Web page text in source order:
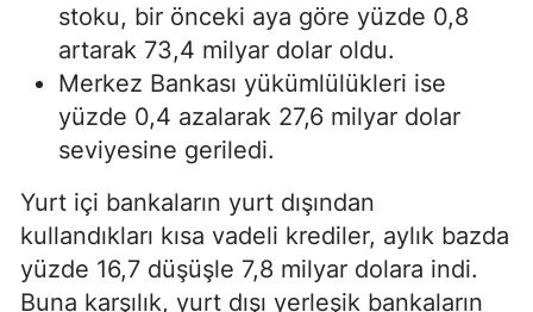
stoku, bir önceki aya göre yüzde 0,8
artarak 73,4 milyar dolar oldu.
Merkez Bankası yükümlülükleri ise
yüzde 0,4 azalarak 27,6 milyar dolar
seviyesine geriledi.
Yurt içi bankaların yurt dışından
kullandıkları kısa vadeli krediler, aylık bazda
yüzde 16,7 düşüşle 7,8 milyar dolara indi.
Buna karşılık, yurt dışı yerleşik bankaların